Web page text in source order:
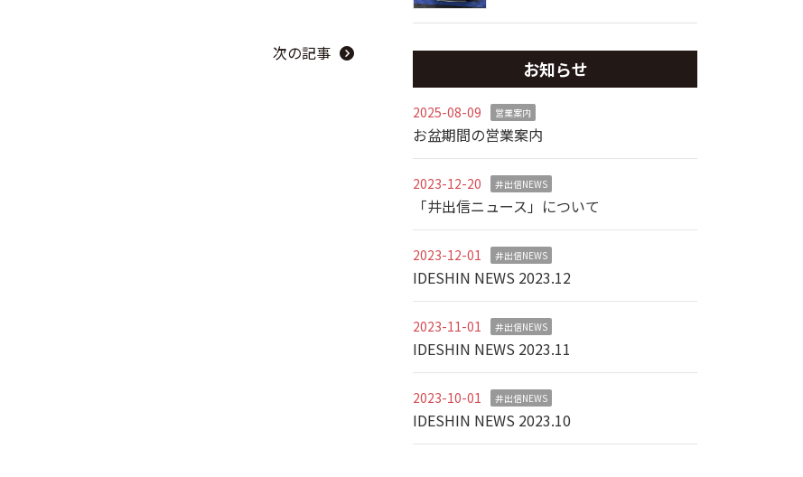
次の記事
お知らせ
2025-08-09 営業案内
お盆期間の営業案内
2023-12-20 井出信NEWS
「井出信ニュース」について
2023-12-01 井出信NEWS
IDESHIN NEWS 2023.12
2023-11-01 井出信NEWS
IDESHIN NEWS 2023.11
2023-10-01 井出信NEWS
IDESHIN NEWS 2023.10